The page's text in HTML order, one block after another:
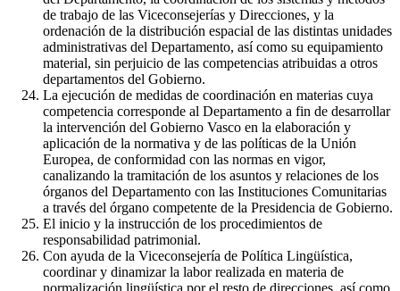
de trabajo de las Viceconsejerías y Direcciones, y la
ordenación de la distribución espacial de las distintas unidades
administrativas del Departamento, así como su equipamiento
material, sin perjuicio de las competencias atribuidas a otros
departamentos del Gobierno.
La ejecución de medidas de coordinación en materias cuya
competencia corresponde al Departamento a fin de desarrollar
la intervención del Gobierno Vasco en la elaboración y
aplicación de la normativa y de las políticas de la Unión
Europea, de conformidad con las normas en vigor,
canalizando la tramitación de los asuntos y relaciones de los
órganos del Departamento con las Instituciones Comunitarias
a través del órgano competente de la Presidencia de Gobierno.
El inicio y la instrucción de los procedimientos de
responsabilidad patrimonial.
Con ayuda de la Viceconsejería de Política Lingüística,
coordinar y dinamizar la labor realizada en materia de
normalización lingüística por el resto de direcciones, así como